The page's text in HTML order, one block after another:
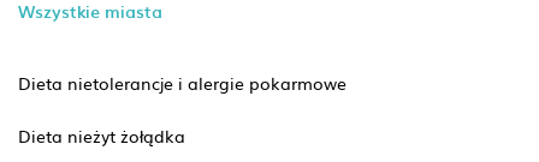
Wszystkie miasta
Dieta nietolerancje i alergie pokarmowe
Dieta nieżyt żołądka